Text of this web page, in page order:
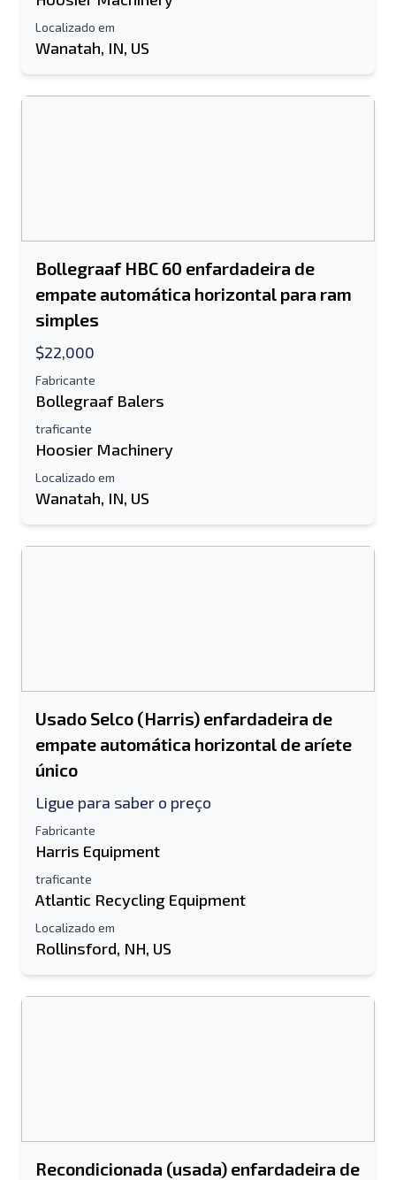
Localizado em
Wanatah, IN, US
Bollegraaf HBC 60 enfardadeira de
empate automática horizontal para ram
simples
$22,000
Fabricante
Bollegraaf Balers
traficante
Hoosier Machinery
Localizado em
Wanatah, IN, US
Usado Selco (Harris) enfardadeira de
empate automática horizontal de aríete
único
Ligue para saber o preço
Fabricante
Harris Equipment
traficante
Atlantic Recycling Equipment
Localizado em
Rollinsford, NH, US
Recondicionada (usada) enfardadeira de